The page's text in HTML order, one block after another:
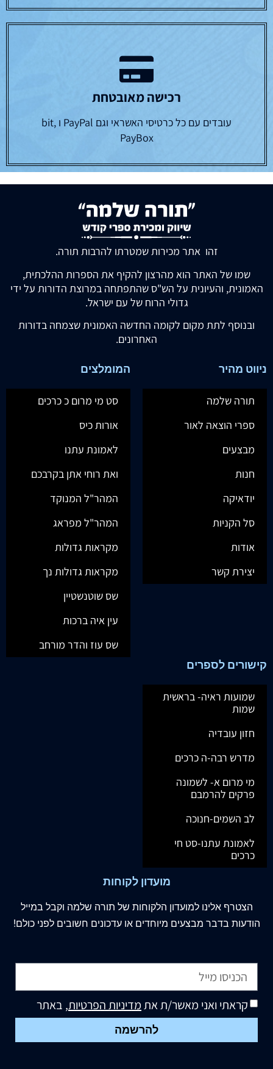
רכישה מאובטחת
עובדים עם כל כרטיסי האשראי וגם PayPal ו bit,
PayBox
זהו אתר מכירות שמטרתו להרבות תורה.
שמו של האתר הוא מהרצון להקיף את הספרות ההלכתית,
האמונית, והעיונית על הש"ס שהתפתחה במרוצת הדורות על ידי
גדולי הרוח של עם ישראל.
ובנוסף לתת מקום לקומה החדשה האמונית שצמחה בדורות
האחרונים.
ניווט מהיר
תורה שלמה
ספרי הוצאה לאור
מבצעים
חנות
יודאיקה
סל הקניות
אודות
יצירת קשר
המומלצים
סט מי מרום כ כרכים
אורות כיס
לאמונת עתנו
ואת רוחי אתן בקרבכם
המהר"ל המנוקד
המהר"ל מפראג
מקראות גדולות
מקראות גדולות נך
שס שוטנשטיין
עין איה ברכות
שס עוז והדר מורחב
קישורים לספרים
שמועות ראיה- בראשית
שמות
חזון עובדיה
מדרש רבה-ה כרכים
מי מרום א- לשמונה
פרקים להרמבם
לב השמים-חנוכה
לאמונת עתנו-סט חי
כרכים
מועדון לקוחות
הצטרף אלינו למועדון הלקוחות של תורה שלמה וקבל במייל
הודעות בדבר מבצעים מיוחדים או עדכונים חשובים לפני כולם!
קראתי ואני מאשר/ת אתמדיניות הפרטיות, באתר
להרשמה